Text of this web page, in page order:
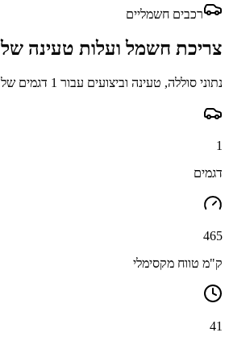
רכבים חשמליים
צריכת חשמל ועלות טעינה של
נתוני סוללה, טעינה וביצועים עבור 1 דגמים של
1
דגמים
465
ק"מ טווח מקסימלי
41